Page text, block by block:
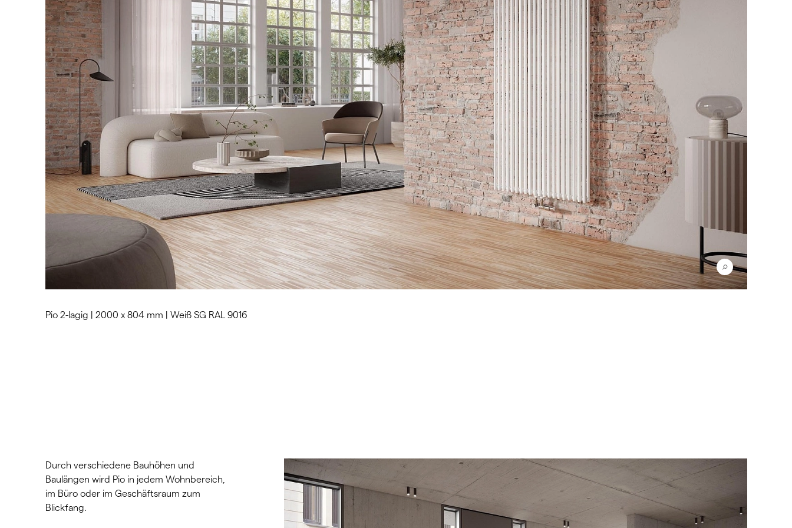
Pio 2-lagig | 2000 x 804 mm | Weiß SG RAL 9016
Durch verschiedene Bauhöhen und
Baulängen wird Pio in jedem Wohnbereich,
im Büro oder im Geschäftsraum zum
Blickfang.